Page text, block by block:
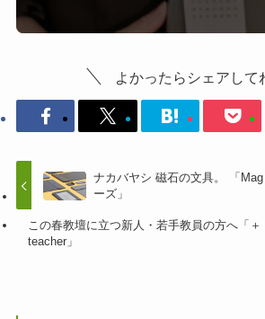
よかったらシェアして
ナカバヤシ 磁石の文具。 「
ーズ」
この春教壇に立つ新人・若手教員の方へ「＋
teacher」